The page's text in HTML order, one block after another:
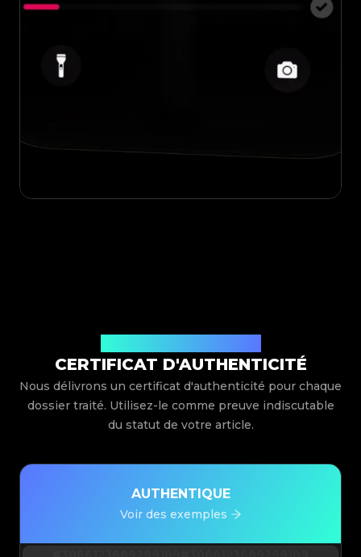
CERTIFICAT D'AUTHENTICITÉ
Nous délivrons un certificat d'authenticité pour chaque
dossier traité. Utilisez-le comme preuve indiscutable
du statut de votre article.
AUTHENTIQUE
Voir des exemples